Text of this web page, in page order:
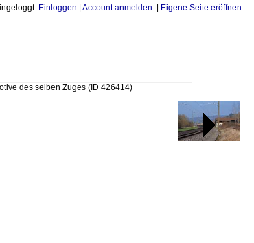
Einloggen Account anmelden Eigene Seite eröffnen
des selben Zuges (ID 426414)